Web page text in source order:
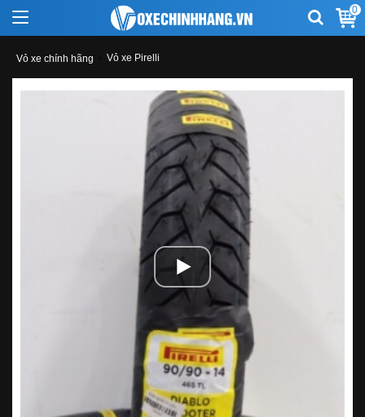
0
Vỏ xe chính hãng Vỏ xe Pirelli